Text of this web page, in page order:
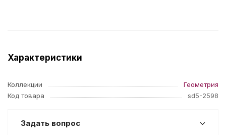
Характеристики
Коллекции
Геометрия
Код товара
sd5-2598
Задать вопрос